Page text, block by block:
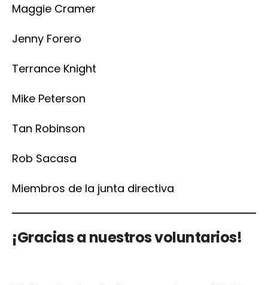
Maggie Cramer
Jenny Forero
Terrance Knight
Mike Peterson
Tan Robinson
Rob Sacasa
Miembros de la junta directiva
¡Gracias a nuestros voluntarios!